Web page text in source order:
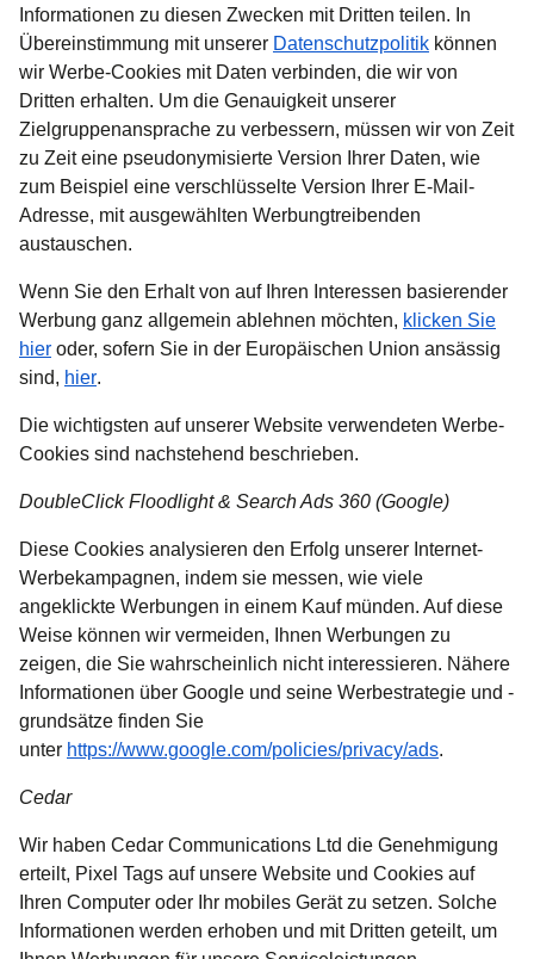
Informationen zu diesen Zwecken mit Dritten teilen. In
Übereinstimmung mit unserer Datenschutzpolitik können
wir Werbe-Cookies mit Daten verbinden, die wir von
Dritten erhalten. Um die Genauigkeit unserer
Zielgruppenansprache zu verbessern, müssen wir von Zeit
zu Zeit eine pseudonymisierte Version Ihrer Daten, wie
zum Beispiel eine verschlüsselte Version Ihrer E-Mail-
Adresse, mit ausgewählten Werbungtreibenden
austauschen.
Wenn Sie den Erhalt von auf Ihren Interessen basierender
Werbung ganz allgemein ablehnen möchten, klicken Sie
hier( Öffnet einen neuen Tab)
oder, sofern Sie in der Europäischen Union ansässig
sind, hier(.
Die wichtigsten auf unserer Website verwendeten Werbe-
Cookies sind nachstehend beschrieben.
DoubleClick Floodlight & Search Ads 360 (Google)
Diese Cookies analysieren den Erfolg unserer Internet-
Werbekampagnen, indem sie messen, wie viele
angeklickte Werbungen in einem Kauf münden. Auf diese
Weise können wir vermeiden, Ihnen Werbungen zu
zeigen, die Sie wahrscheinlich nicht interessieren. Nähere
Informationen über Google und seine Werbestrategie und -
grundsätze finden Sie
unter https://www.google.com/policies/privacy/ads(.
Cedar
Wir haben Cedar Communications Ltd die Genehmigung
erteilt, Pixel Tags auf unsere Website und Cookies auf
Ihren Computer oder Ihr mobiles Gerät zu setzen. Solche
Informationen werden erhoben und mit Dritten geteilt, um